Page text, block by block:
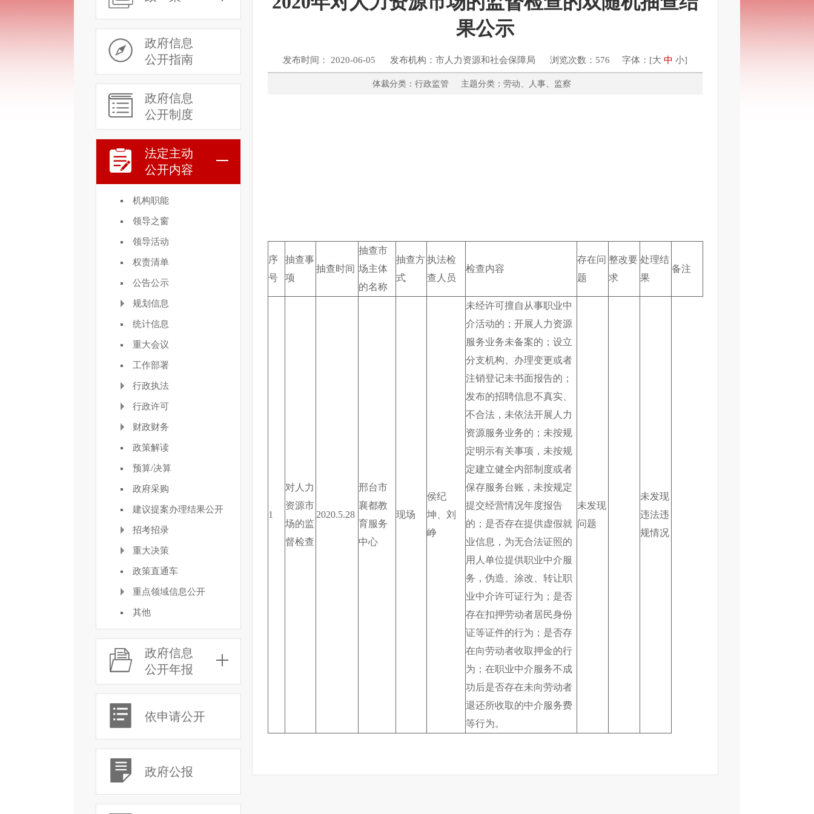
政府信息
公开指南
政府信息
公开制度
法定主动
公开内容
机构职能
领导之窗
领导活动
权责清单
公告公示
规划信息
统计信息
重大会议
工作部署
行政执法
行政许可
财政财务
政策解读
预算/决算
政府采购
建议提案办理结果公开
招考招录
重大决策
政策直通车
重点领域信息公开
其他
政府信息
公开年报
依申请公开
政府公报
果公示
发布时间： 2020-06-05 发布机构：市人力资源和社会保障局 浏览次数：576 字体：[大 中 小]
体裁分类：行政监管 主题分类：劳动、人事、监察
序
号
抽查事
项
抽查时间
抽查市
场主体
的名称
抽查方
式
执法检
查人员
检查内容
存在问
题
整改要
求
处理结
果
备注
1
对人力
资源市
场的监
督检查
2020.5.28
邢台市
襄都教
育服务
中心
现场
侯纪
坤、刘
峥
未经许可擅自从事职业中
介活动的；开展人力资源
服务业务未备案的；设立
分支机构、办理变更或者
注销登记未书面报告的；
发布的招聘信息不真实、
不合法，未依法开展人力
资源服务业务的；未按规
定明示有关事项，未按规
定建立健全内部制度或者
保存服务台账，未按规定
提交经营情况年度报告
的；是否存在提供虚假就
业信息，为无合法证照的
用人单位提供职业中介服
务，伪造、涂改、转让职
业中介许可证行为；是否
存在扣押劳动者居民身份
证等证件的行为；是否存
在向劳动者收取押金的行
为；在职业中介服务不成
功后是否存在未向劳动者
退还所收取的中介服务费
等行为。
未发现
问题
未发现
违法违
规情况